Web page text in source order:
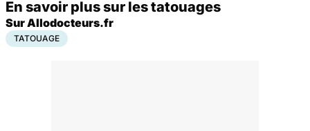
En savoir plus sur les tatouages
Sur Allodocteurs.fr
TATOUAGE